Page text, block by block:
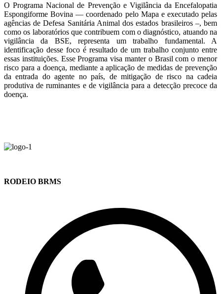
O Programa Nacional de Prevenção e Vigilância da Encefalopatia
Espongiforme Bovina — coordenado pelo Mapa e executado pelas
agências de Defesa Sanitária Animal dos estados brasileiros –, bem
como os laboratórios que contribuem com o diagnóstico, atuando na
vigilância da BSE, representa um trabalho fundamental. A
identificação desse foco é resultado de um trabalho conjunto entre
essas instituições. Esse Programa visa manter o Brasil com o menor
risco para a doença, mediante a aplicação de medidas de prevenção
da entrada do agente no país, de mitigação de risco na cadeia
produtiva de ruminantes e de vigilância para a detecção precoce da
doença.
RODEIO BRMS